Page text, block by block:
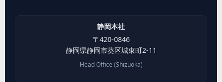
静岡本社
〒 420-0846
静岡県静岡市葵区城東町2-11
Head Office (Shizuoka)